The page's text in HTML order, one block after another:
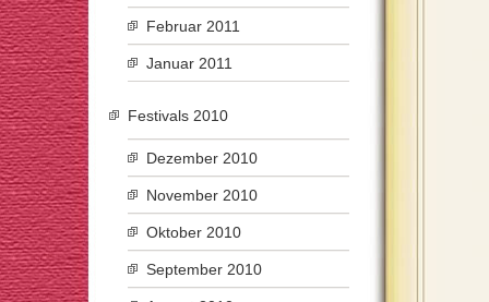
Februar 2011
Januar 2011
Festivals 2010
Dezember 2010
November 2010
Oktober 2010
September 2010